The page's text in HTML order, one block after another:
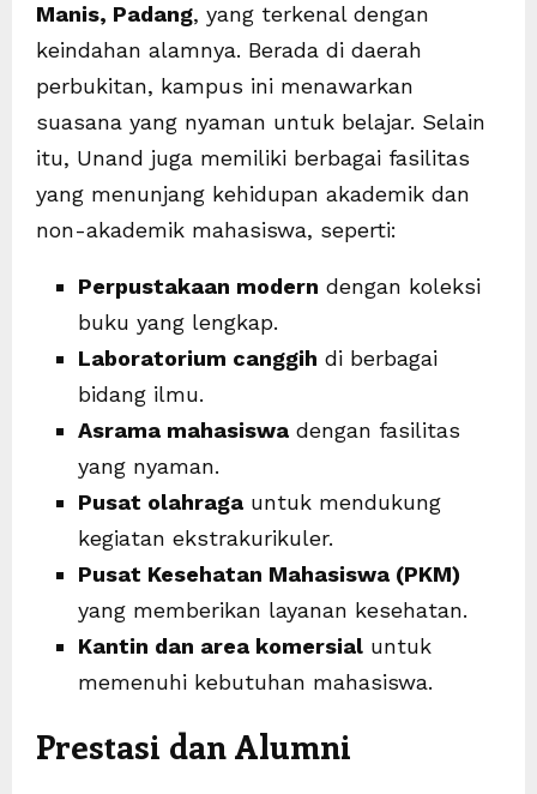
Manis, Padang, yang terkenal dengan
keindahan alamnya. Berada di daerah
perbukitan, kampus ini menawarkan
suasana yang nyaman untuk belajar. Selain
itu, Unand juga memiliki berbagai fasilitas
yang menunjang kehidupan akademik dan
non-akademik mahasiswa, seperti:
Perpustakaan modern dengan koleksi
buku yang lengkap.
Laboratorium canggih di berbagai
bidang ilmu.
Asrama mahasiswa dengan fasilitas
yang nyaman.
Pusat olahraga untuk mendukung
kegiatan ekstrakurikuler.
Pusat Kesehatan Mahasiswa (PKM)
yang memberikan layanan kesehatan.
Kantin dan area komersial untuk
memenuhi kebutuhan mahasiswa.
Prestasi dan Alumni